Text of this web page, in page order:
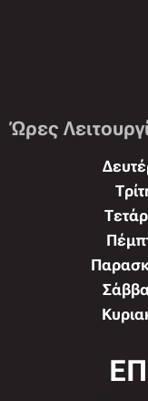
Ώρες